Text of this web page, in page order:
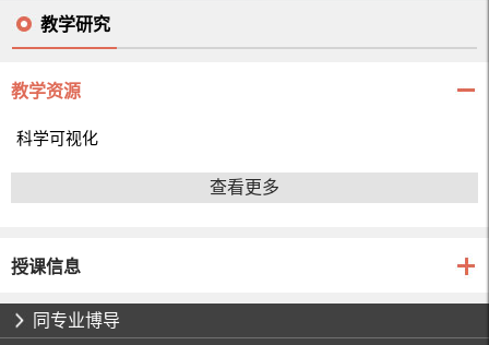
教学研究
教学资源
科学可视化
查看更多
授课信息
同专业博导